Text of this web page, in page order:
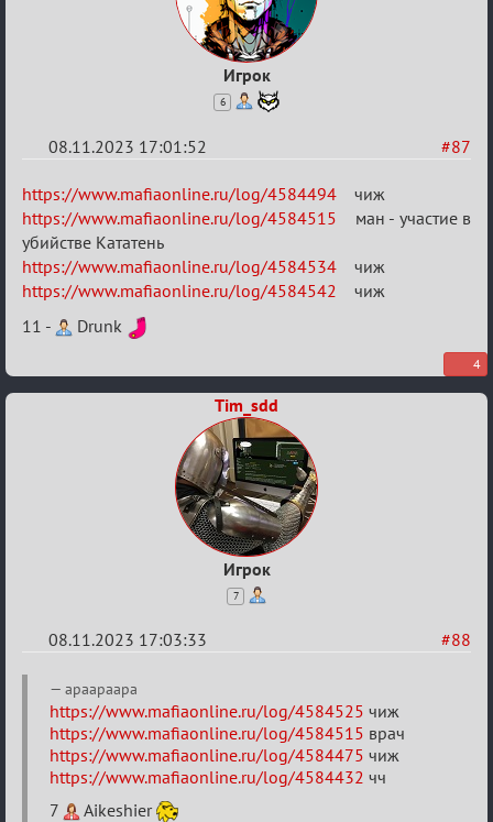
Игрок
6
#87
08.11.2023 17:01:52
Re:
ВСПОМНИТЬ
ВСЕХ
-
2
https://www.mafiaonline.ru/log/4584494 чиж
https://www.mafiaonline.ru/log/4584515 ман - участие в
убийстве Кататень
https://www.mafiaonline.ru/log/4584534 чиж
https://www.mafiaonline.ru/log/4584542 чиж
11 -
Drunk
4
Tim_sdd
Игрок
7
#88
08.11.2023 17:03:33
Re:
ВСПОМНИТЬ
ВСЕХ
apaapaapa
https://www.mafiaonline.ru/log/4584525 чиж
https://www.mafiaonline.ru/log/4584515 врач
https://www.mafiaonline.ru/log/4584475 чиж
https://www.mafiaonline.ru/log/4584432 чч
7
Aikeshier